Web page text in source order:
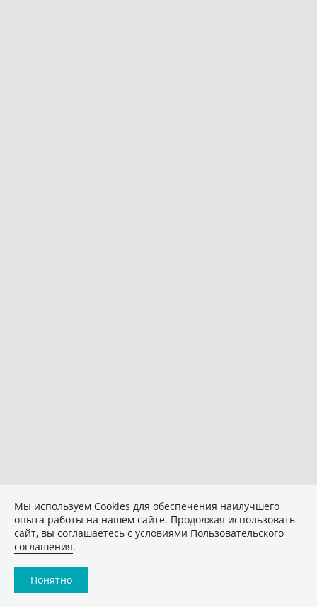
Мы используем Сookies для обеспечения наилучшего
опыта работы на нашем сайте. Продолжая использовать
сайт, вы соглашаетесь с условиями Пользовательского
соглашения.
Понятно